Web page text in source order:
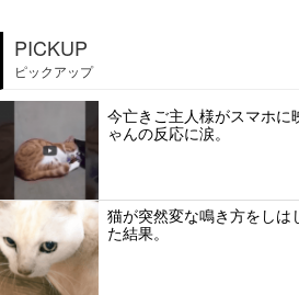
PICKUP
ピックアップ
今亡きご主人様がスマホに
ゃんの反応に涙。
猫が突然変な鳴き方をしは
た結果。